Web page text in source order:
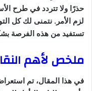
حذرًا ولا تتردد في طرح
لزم الأمر. نتمنى لك كل
تستفيد من هذه الفرصة
ملخص لأهم
في هذا المقال، تم